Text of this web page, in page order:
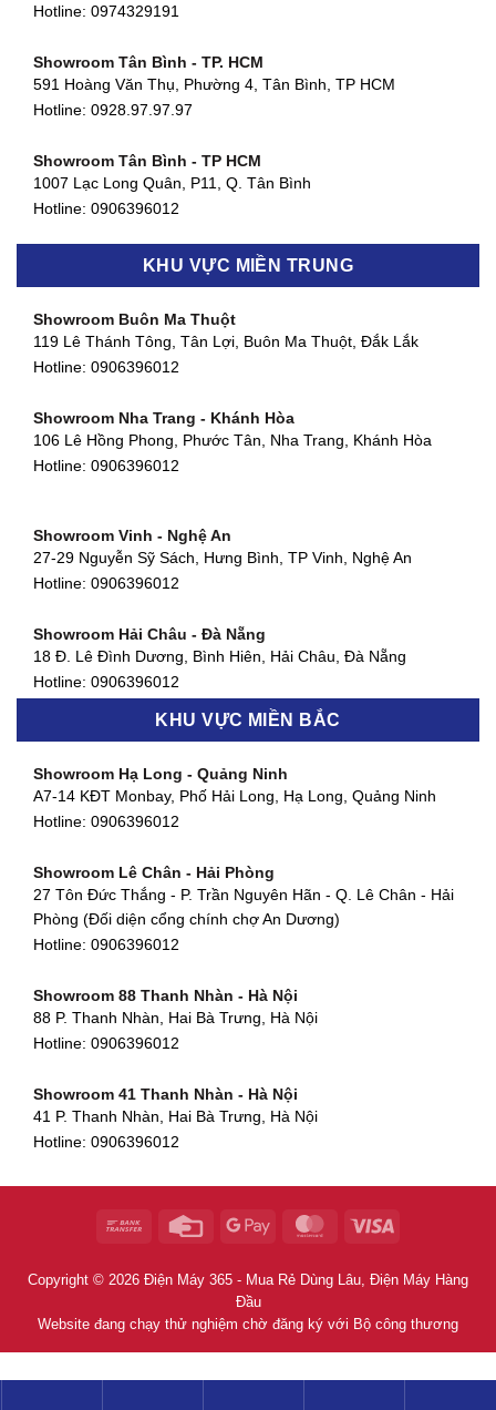
Hotline: 0974329191
Showroom Tân Bình - TP. HCM
591 Hoàng Văn Thụ, Phường 4, Tân Bình, TP HCM
Hotline: 0928.97.97.97
Showroom Tân Bình - TP HCM
1007 Lạc Long Quân, P11, Q. Tân Bình
Hotline: 0906396012
Showroom Biên Hòa - Đồng Nai
Showroom Thuận An - Bình Dương
Showroom Quận 11 - TP. HCM
Showroom Quận 4 - TP. HCM
127 Khánh Hội, Phường 3, Quận 4,TP. HCM
Showroom Quận 7 - TP. HCM
877 Huỳnh Tấn Phát, Phú Thuận, Quận 7, TP HCM
Hotline:0906396012
580 Phan Văn Trị, Phường 7, Quận 5, TP HCM
Hotline:0906396012
90 Đ. Cộng Hòa, Phường 4, Tân Bình, TP HCM
Hotline:0906396012
KHU VỰC MIỀN TRUNG
Showroom Buôn Ma Thuột
119 Lê Thánh Tông, Tân Lợi, Buôn Ma Thuột, Đắk Lắk
Hotline: 0906396012
Showroom Nha Trang - Khánh Hòa
106 Lê Hồng Phong, Phước Tân, Nha Trang, Khánh Hòa
Hotline: 0906396012
Showroom Vinh - Nghệ An
27-29 Nguyễn Sỹ Sách, Hưng Bình, TP Vinh, Nghệ An
Hotline: 0906396012
Showroom Hải Châu - Đà Nẵng
18 Đ. Lê Đình Dương, Bình Hiên, Hải Châu, Đà Nẵng
Hotline: 0906396012
Showroom Thanh Khê - Đà Nẵng
Hotline:0906396012
Showroom Cẩm Lệ - Đà Nẵng
Hotline:0906396012
Showroom Huế
54 Hùng Vương, Phú Hội, Thành phố Huế, Thừa Thiên Huế
Showroom Hà Tĩnh
82 Quang Trung, Thạch Quý, Hà Tĩnh
Showroom Quy Nhơn - Bình Định
956 Trần Hưng Đạo, P, Thành phố Quy Nhơn, Bình Định
KHU VỰC MIỀN BẮC
Showroom Hạ Long - Quảng Ninh
A7-14 KĐT Monbay, Phố Hải Long, Hạ Long, Quảng Ninh
Hotline: 0906396012
Showroom Lê Chân - Hải Phòng
27 Tôn Đức Thắng - P. Trần Nguyên Hãn - Q. Lê Chân - Hải
Phòng (Đối diện cổng chính chợ An Dương)
Hotline: 0906396012
Showroom 88 Thanh Nhàn - Hà Nội
88 P. Thanh Nhàn, Hai Bà Trưng, Hà Nội
Hotline: 0906396012
Showroom 41 Thanh Nhàn - Hà Nội
41 P. Thanh Nhàn, Hai Bà Trưng, Hà Nội
Hotline: 0906396012
268 P. Tây Sơn, Trung Liệt, Đống Đa, Hà Nội
Showroom Khâm Thiên - Hà Nội
Copyright © 2026 Điện Máy 365 - Mua Rẻ Dùng Lâu, Điện Máy Hàng
Đầu
Website đang chạy thử nghiệm chờ đăng ký với Bộ công thương